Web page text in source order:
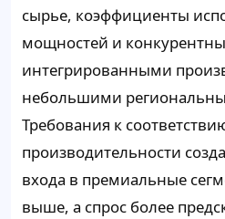
сырье, коэффициенты
мощностей и
интегрированными
небольшими
Требования к
производительности
входа в премиальные
выше, а спрос более